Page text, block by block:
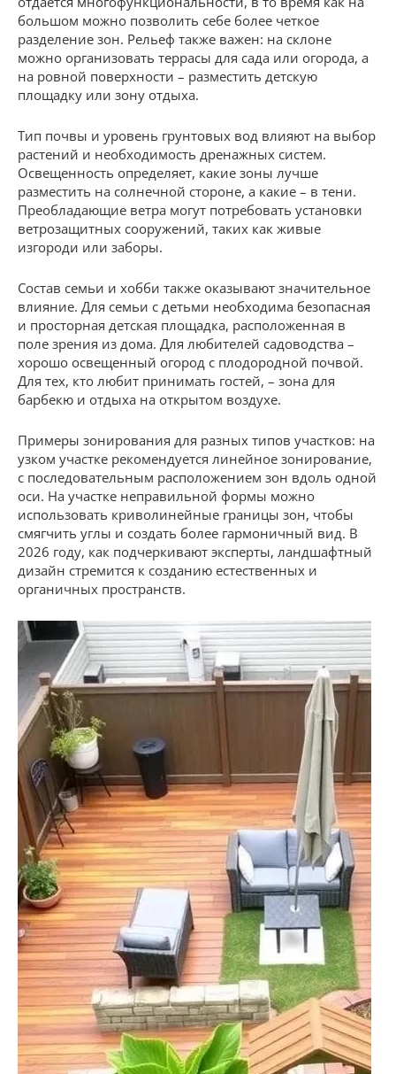
большом можно позволить себе более четкое
разделение зон. Рельеф также важен: на склоне
можно организовать террасы для сада или огорода, а
на ровной поверхности – разместить детскую
площадку или зону отдыха.
Тип почвы и уровень грунтовых вод влияют на выбор
растений и необходимость дренажных систем.
Освещенность определяет, какие зоны лучше
разместить на солнечной стороне, а какие – в тени.
Преобладающие ветра могут потребовать установки
ветрозащитных сооружений, таких как живые
изгороди или заборы.
Состав семьи и хобби также оказывают значительное
влияние. Для семьи с детьми необходима безопасная
и просторная детская площадка, расположенная в
поле зрения из дома. Для любителей садоводства –
хорошо освещенный огород с плодородной почвой.
Для тех, кто любит принимать гостей, – зона для
барбекю и отдыха на открытом воздухе.
Примеры зонирования для разных типов участков: на
узком участке рекомендуется линейное зонирование,
с последовательным расположением зон вдоль одной
оси. На участке неправильной формы можно
использовать криволинейные границы зон, чтобы
смягчить углы и создать более гармоничный вид. В
2026 году, как подчеркивают эксперты, ландшафтный
дизайн стремится к созданию естественных и
органичных пространств.